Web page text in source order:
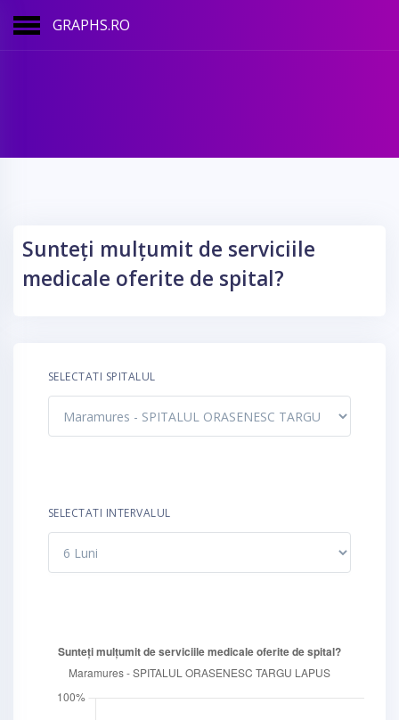
GRAPHS.RO
Sunteți mulțumit de serviciile
medicale oferite de spital?
SELECTATI SPITALUL
SELECTATI INTERVALUL